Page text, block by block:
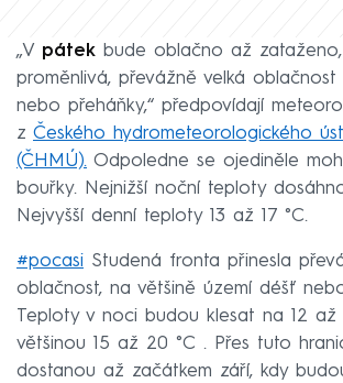
„V pátek bude oblačno až
proměnlivá, převážně velká
nebo přeháňky,“ předpovídají
z Českého hydrometeorologického
(ČHMÚ). Odpoledne se ojediněle
bouřky. Nejnižší noční teploty
Nejvyšší denní teploty 13 až 17 °C.
#pocasi Studená fronta přinesla
oblačnost, na většině území déšť
Teploty v noci budou klesat na 12 až
většinou 15 až 20 °C . Přes tuto
dostanou až začátkem září, kdy